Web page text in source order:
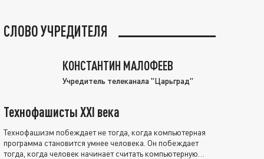
СЛОВО УЧРЕДИТЕЛЯ
КОНСТАНТИН МАЛОФЕЕВ
Учредитель телеканала "Царьград"
Технофашисты XXI века
Технофашизм побеждает не тогда, когда компьютерная
программа становится умнее человека. Он побеждает
тогда, когда человек начинает считать компьютерную